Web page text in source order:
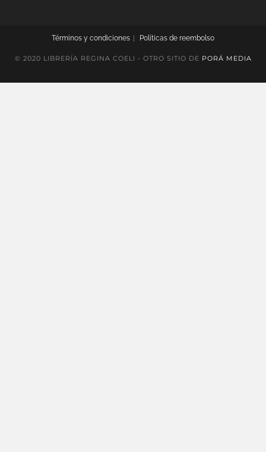
Términos y condiciones Políticas de reembolso
© 2020 LIBRERÍA REGINA COELI - OTRO SITIO DE PORÁ MEDIA